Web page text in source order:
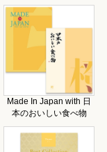
Made In Japan with 日
本のおいしい食べ物